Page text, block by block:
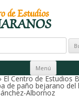
de Estudios
Menú
Ir al
El Centro de Estudios
de paño bejarano
Albornoz